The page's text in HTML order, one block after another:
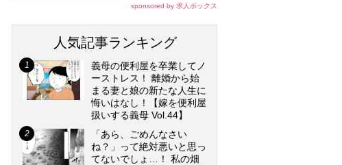
sponsored by 求人ボックス
人気記事ランキング
義母の便利屋を卒業してノ
ーストレス！ 離婚から始
まる妻と娘の新たな人生に
悔いはなし！【嫁を便利屋
扱いする義母 Vol.44】
「あら、ごめんなさい
ね？」って絶対悪いと思っ
てないでしょ…！ 私の畑